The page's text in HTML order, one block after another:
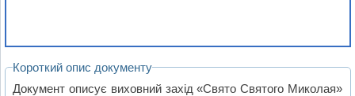
Короткий опис документу
Документ описує виховний захід «Свято Святого Миколая»